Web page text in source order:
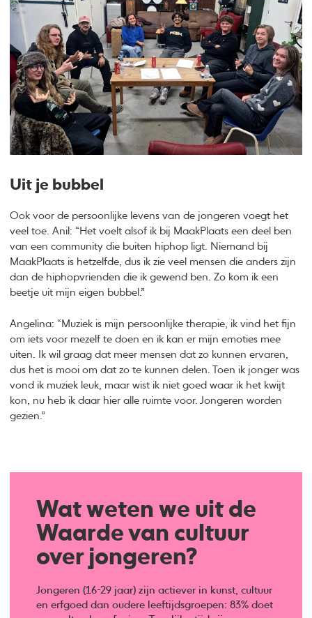
Uit je bubbel
Ook voor de persoonlijke levens van de jongeren voegt het
veel toe. Anil: “Het voelt alsof ik bij MaakPlaats een deel ben
van een community die buiten hiphop ligt. Niemand bij
MaakPlaats is hetzelfde, dus ik zie veel mensen die anders zijn
dan de hiphopvrienden die ik gewend ben. Zo kom ik een
beetje uit mijn eigen bubbel.”
Angelina: “Muziek is mijn persoonlijke therapie, ik vind het fijn
om iets voor mezelf te doen en ik kan er mijn emoties mee
uiten. Ik wil graag dat meer mensen dat zo kunnen ervaren,
dus het is mooi om dat zo te kunnen delen. Toen ik jonger was
vond ik muziek leuk, maar wist ik niet goed waar ik het kwijt
kon, nu heb ik daar hier alle ruimte voor. Jongeren worden
gezien.”
Wat weten we uit de
Waarde van cultuur
over jongeren?
Jongeren (16-29 jaar) zijn actiever in kunst, cultuur
en erfgoed dan oudere leeftijdsgroepen: 83% doet